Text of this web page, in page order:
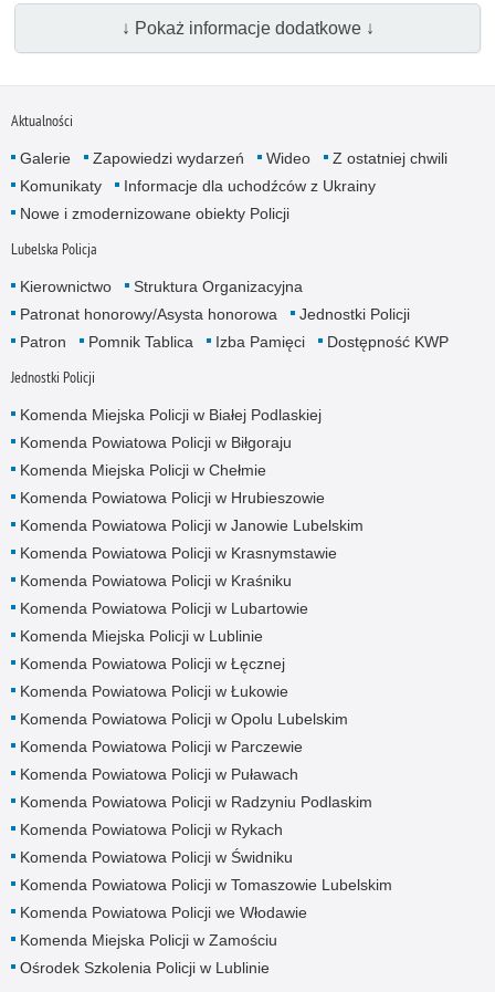
↓ Pokaż informacje dodatkowe ↓
Aktualności
Galerie Zapowiedzi wydarzeń Wideo
Z ostatniej chwili
Komunikaty
Informacje dla uchodźców z Ukrainy
Nowe i zmodernizowane obiekty Policji
Lubelska Policja
Kierownictwo
Struktura Organizacyjna
Patronat honorowy/Asysta honorowa
Jednostki Policji
Patron
Pomnik Tablica Izba Pamięci Dostępność KWP
Jednostki Policji
Komenda Miejska Policji w Białej Podlaskiej
Komenda Powiatowa Policji w Biłgoraju
Komenda Miejska Policji w Chełmie
Komenda Powiatowa Policji w Hrubieszowie
Komenda Powiatowa Policji w Janowie Lubelskim
Komenda Powiatowa Policji w Krasnymstawie
Komenda Powiatowa Policji w Kraśniku
Komenda Powiatowa Policji w Lubartowie
Komenda Miejska Policji w Lublinie
Komenda Powiatowa Policji w Łęcznej
Komenda Powiatowa Policji w Łukowie
Komenda Powiatowa Policji w Opolu Lubelskim
Komenda Powiatowa Policji w Parczewie
Komenda Powiatowa Policji w Puławach
Komenda Powiatowa Policji w Radzyniu Podlaskim
Komenda Powiatowa Policji w Rykach
Komenda Powiatowa Policji w Świdniku
Komenda Powiatowa Policji w Tomaszowie Lubelskim
Komenda Powiatowa Policji we Włodawie
Komenda Miejska Policji w Zamościu
Ośrodek Szkolenia Policji w Lublinie